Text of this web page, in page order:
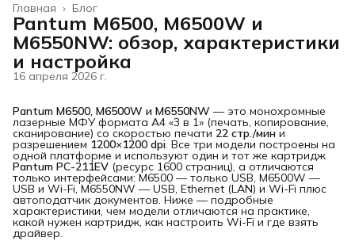
Блог
Главная ›
Pantum M6500, M6500W и
M6550NW: обзор, характеристики
и настройка
16 апреля 2026 г.
Pantum M6500, M6500W и M6550NW — это монохромные
лазерные МФУ формата A4 «3 в 1» (печать, копирование,
сканирование) со скоростью печати 22 стр./мин и
разрешением 1200×1200 dpi. Все три модели построены на
одной платформе и используют один и тот же картридж
Pantum PC-211EV (ресурс 1600 страниц), а отличаются
только интерфейсами: M6500 — только USB, M6500W —
USB и Wi-Fi, M6550NW — USB, Ethernet (LAN) и Wi-Fi плюс
автоподатчик документов. Ниже — подробные
характеристики, чем модели отличаются на практике,
какой нужен картридж, как настроить Wi-Fi и где взять
драйвер.